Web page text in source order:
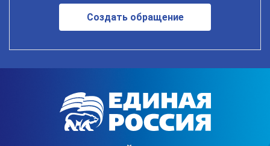
Создать обращение